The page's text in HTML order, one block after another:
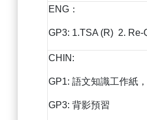
ENG：
GP3: 1.TSA (R) 2.
CHIN:
GP1: 語文知識工作紙
GP3: 背影預習